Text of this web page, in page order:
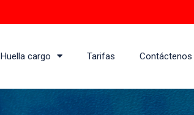
Huella cargo Tarifas Contáctenos